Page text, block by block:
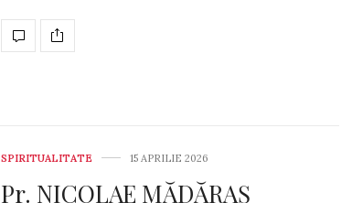
SPIRITUALITATE 15 APRILIE 2026
Pr. NICOLAE MĂDĂRAȘ